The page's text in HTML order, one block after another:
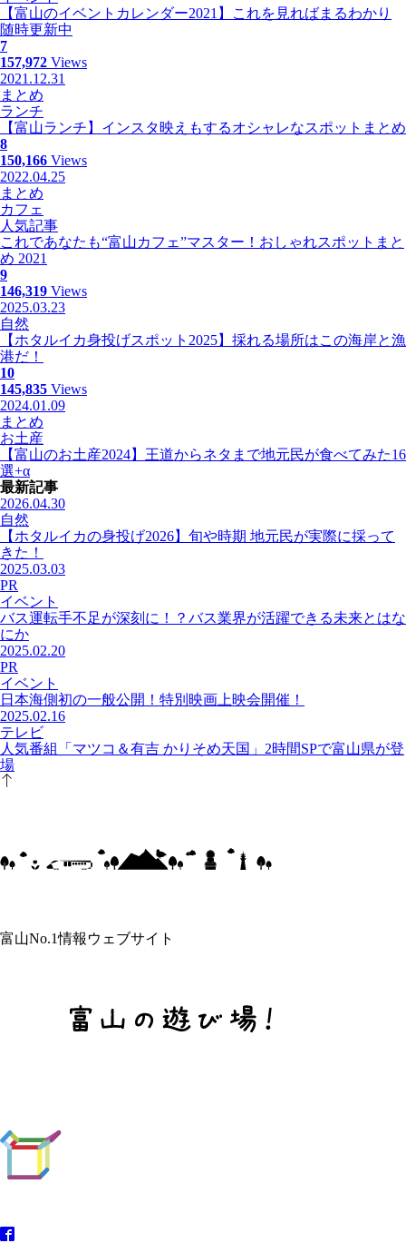
【富山のイベントカレンダー2021】これを見ればまるわかり
随時更新中
7
157,972 Views
2021.12.31
まとめ
ランチ
【富山ランチ】インスタ映えもするオシャレなスポットまとめ
8
150,166 Views
2022.04.25
まとめ
カフェ
人気記事
これであなたも“富山カフェ”マスター！おしゃれスポットまと
め 2021
9
146,319 Views
2025.03.23
自然
【ホタルイカ身投げスポット2025】採れる場所はこの海岸と漁
港だ！
10
145,835 Views
2024.01.09
まとめ
お土産
【富山のお土産2024】王道からネタまで地元民が食べてみた16
選+α
最新記事
2026.04.30
自然
【ホタルイカの身投げ2026】旬や時期 地元民が実際に採って
きた！
2025.03.03
PR
イベント
バス運転手不足が深刻に！？バス業界が活躍できる未来とはな
にか
2025.02.20
PR
イベント
日本海側初の一般公開！特別映画上映会開催！
2025.02.16
テレビ
人気番組「マツコ＆有吉 かりそめ天国」2時間SPで富山県が登
場
富山No.1情報ウェブサイト